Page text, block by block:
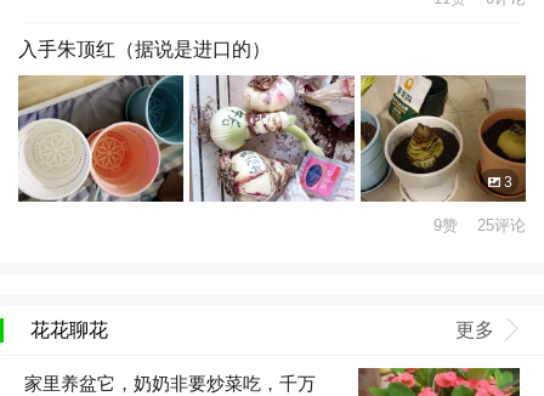
入手朱顶红（据说是进口的）
3
9赞 25评论
花花聊花 更多
家里养盆它，奶奶非要炒菜吃，千万